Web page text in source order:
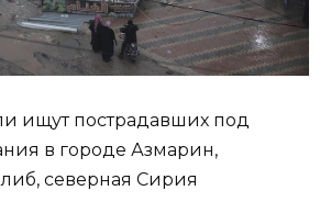
ищут пострадавших под
в городе Азмарин,
северная Сирия